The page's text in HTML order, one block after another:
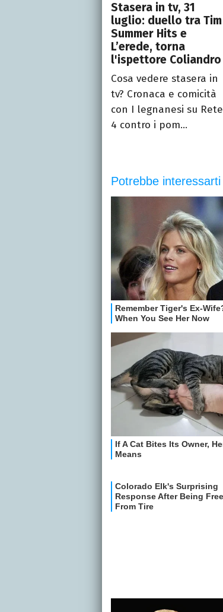
Stasera in tv, 31
luglio: duello tra Tim
Summer Hits e
L’erede, torna
l'ispettore Coliandro
Cosa vedere stasera in
tv? Cronaca e comicità
con I legnanesi su Rete
4 contro i pom...